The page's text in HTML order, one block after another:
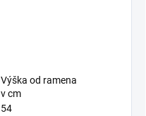
Výška od ramena
v cm
54